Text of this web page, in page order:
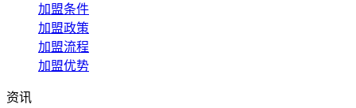
加盟条件
加盟政策
加盟流程
加盟优势
资讯